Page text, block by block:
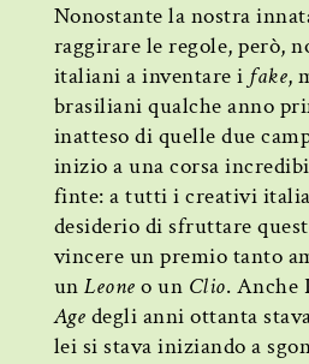
Nonostante la nostra
raggirare le regole, però,
italiani a inventare i fake,
brasiliani qualche anno
inatteso di quelle due
inizio a una corsa
finte: a tutti i creativi
desiderio di sfruttare
vincere un premio tanto
unLeone o un Clio. Anche
Age degli anni ottanta
lei si stava iniziando a